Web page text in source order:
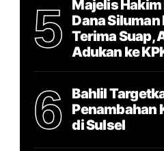
5
Majelis
Dana Siluman
Terima Suap,
Adukan ke
6
Bahlil
Penambahan
di Sulsel